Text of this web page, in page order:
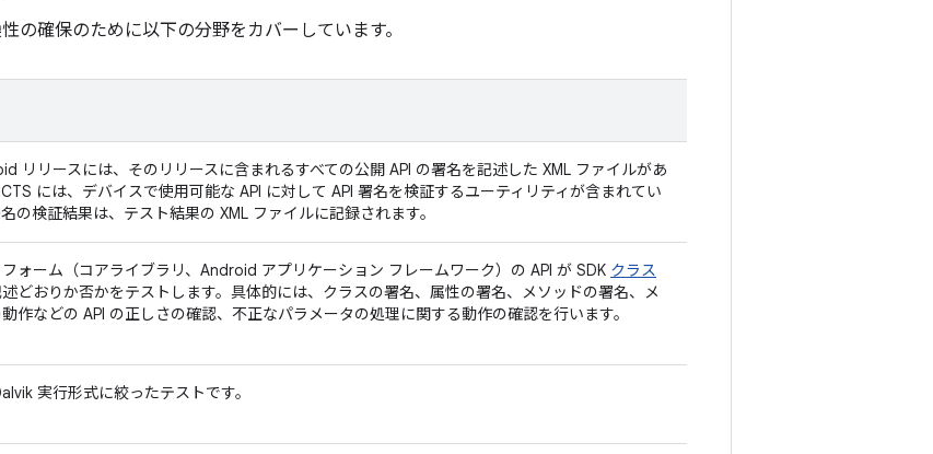
の確保のために以下の分野をカバーしています。
リリースには、そのリリースに含まれるすべての公開 API の署名を記述した XML ファイルがあ
CTS には、デバイスで使用可能な API に対して API 署名を検証するユーティリティが含まれてい
の検証結果は、テスト結果の XML ファイルに記録されます。
ォーム（コアライブラリ、Android アプリケーション フレームワーク）の API が SDK クラス
どおりか否かをテストします。具体的には、クラスの署名、属性の署名、メソッドの署名、メ
作などの API の正しさの確認、不正なパラメータの処理に関する動作の確認を行います。
実行形式に絞ったテストです。